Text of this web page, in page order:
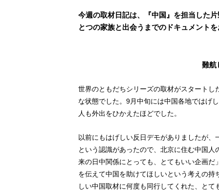
今週の取材日記は、『中国』を担当した
とつの家族と出会うまでのドキュメント
難航
世界のともだちシリーズの取材がスタート
な状態でした。9月中旬には中国各地ではげ
人も外出をひかえたほどでした。
以前にもはげしい反日デモがありましたが
という認識があったので、北京に住む中国
来の日中関係にとっても、とてもいい企画
を伝えて中国を助けてほしいという考えの
しい中国取材に何度も同行してくれた、とて